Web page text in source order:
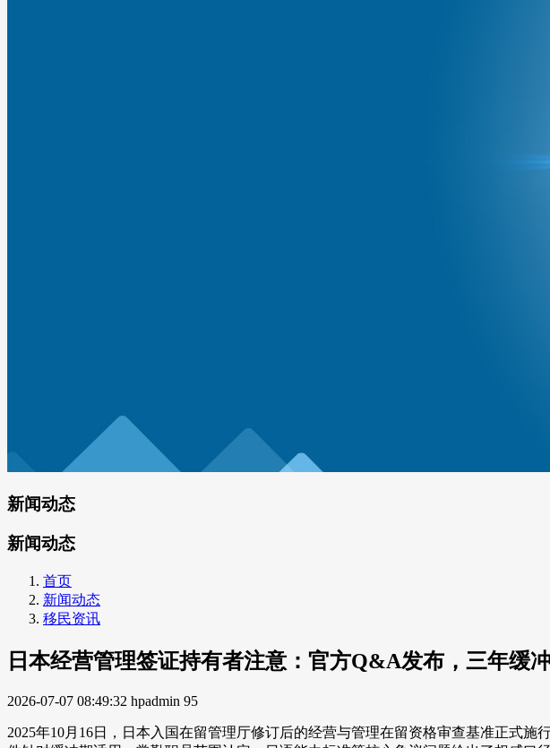
新闻动态
新闻动态
首页
新闻动态
移民资讯
日本经营管理签证持有者注意：官方Q&A发布，三年缓
2026-07-07 08:49:32 hpadmin 95
2025年10月16日，日本入国在留管理厅修订后的经营与管理在留资格审查基准正式